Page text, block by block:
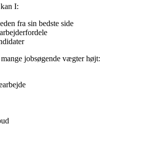
I:
fra sin bedste side
jobsøgende vægter højt: